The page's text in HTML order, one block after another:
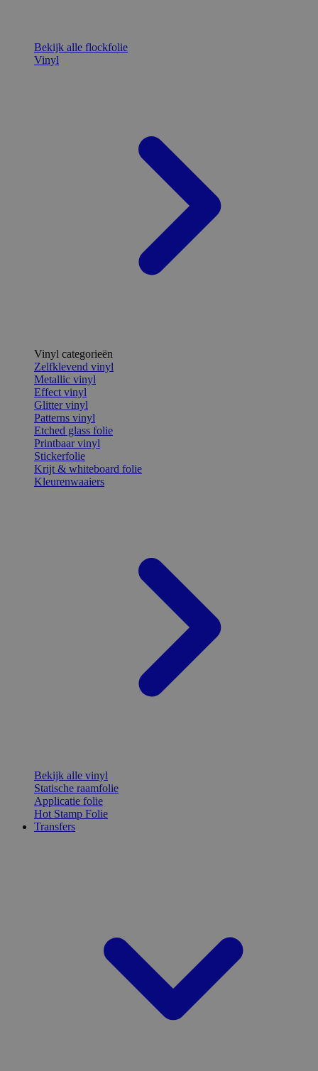
Bekijk alle flockfolie
Vinyl
Vinyl categorieën
Zelfklevend vinyl
Metallic vinyl
Effect vinyl
Glitter vinyl
Patterns vinyl
Etched glass folie
Printbaar vinyl
Stickerfolie
Krijt & whiteboard folie
Kleurenwaaiers
Bekijk alle vinyl
Statische raamfolie
Applicatie folie
Hot Stamp Folie
Transfers